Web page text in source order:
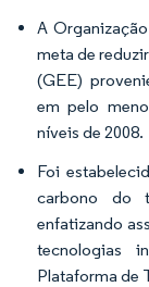
A
meta de
(GEE)
em pelo
níveis de 2008.
Foi
carbono do
enfatizando
tecnologias
Plataforma de